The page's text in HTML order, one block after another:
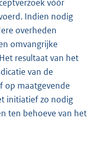
vóór
Indien nodig
overheden
omvangrijke
resultaat van het
van de
op maatgevende
initiatief zo nodig
ten behoeve van het